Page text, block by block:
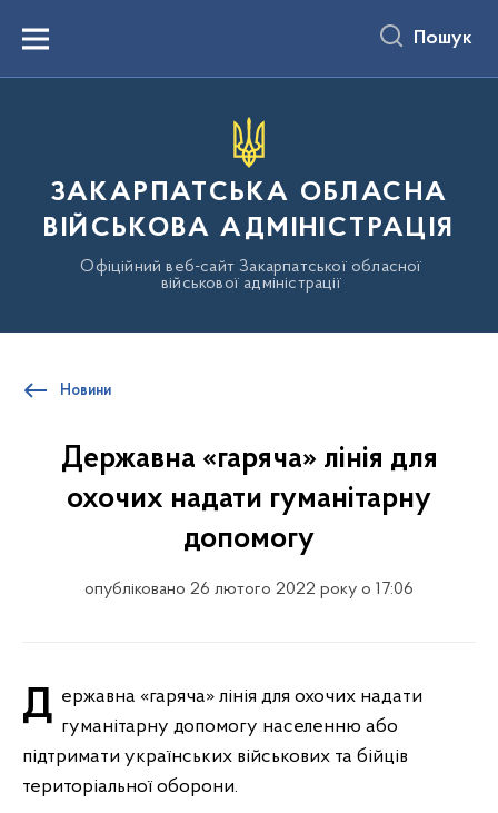
вмістуMenu Пошук
ЗАКАРПАТСЬКА ОБЛАСНА
ВІЙСЬКОВА АДМІНІСТРАЦІЯ
Офіційний веб-сайт Закарпатської обласної
військової адміністрації
Новини
Державна «гаряча» лінія для
охочих надати гуманітарну
допомогу
опубліковано 26 лютого 2022 року о 17:06
Державна «гаряча» лінія для охочих надати гуманітарну допомогу населенню або
підтримати українських військових та бійців
територіальної оборони.